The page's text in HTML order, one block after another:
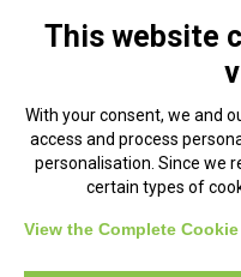
This website
With your consent, we and
access and process
personalisation. Since we
certain types of
View the Complete